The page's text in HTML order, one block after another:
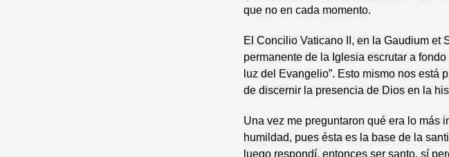
que no en cada momento.
El Concilio Vaticano II, en la Gaudium et
permanente de la Iglesia escrutar a
luz del Evangelio”. Esto mismo nos está
de discernir la presencia de Dios en la
Una vez me preguntaron qué era lo más
humildad, pues ésta es la base de la
luego respondí, entonces ser santo, sí